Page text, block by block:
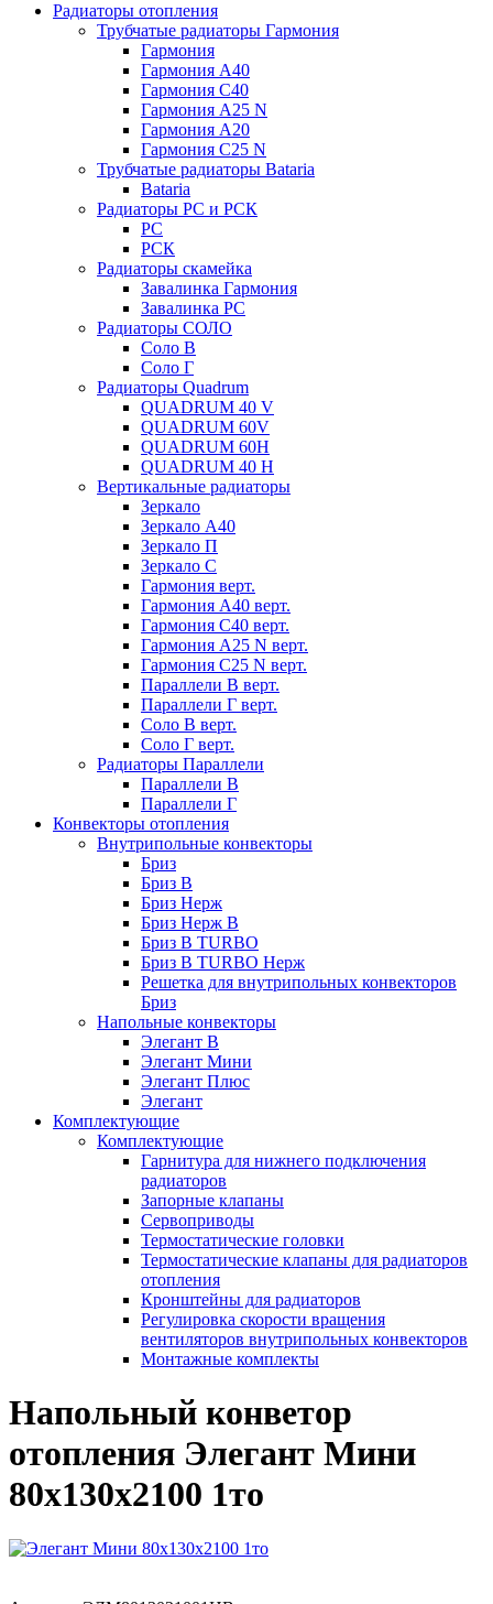
Радиаторы отопления
Трубчатые радиаторы Гармония
Гармония
Гармония А40
Гармония С40
Гармония А25 N
Гармония А20
Гармония С25 N
Трубчатые радиаторы Bataria
Bataria
Радиаторы РС и РСК
РС
РСК
Радиаторы скамейка
Завалинка Гармония
Завалинка РС
Радиаторы СОЛО
Соло В
Соло Г
Радиаторы Quadrum
QUADRUM 40 V
QUADRUM 60V
QUADRUM 60H
QUADRUM 40 H
Вертикальные радиаторы
Зеркало
Зеркало А40
Зеркало П
Зеркало С
Гармония верт.
Гармония А40 верт.
Гармония С40 верт.
Гармония А25 N верт.
Гармония С25 N верт.
Параллели В верт.
Параллели Г верт.
Соло В верт.
Соло Г верт.
Радиаторы Параллели
Параллели В
Параллели Г
Конвекторы отопления
Внутрипольные конвекторы
Бриз
Бриз В
Бриз Нерж
Бриз Нерж В
Бриз В TURBO
Бриз В TURBO Нерж
Решетка для внутрипольных конвекторов
Бриз
Напольные конвекторы
Элегант В
Элегант Мини
Элегант Плюс
Элегант
Комплектующие
Комплектующие
Гарнитура для нижнего подключения
радиаторов
Запорные клапаны
Сервоприводы
Термостатические головки
Термостатические клапаны для радиаторов
отопления
Кронштейны для радиаторов
Регулировка скорости вращения
вентиляторов внутрипольных конвекторов
Монтажные комплекты
Напольный конветор
отопления Элегант Мини
80x130x2100 1то